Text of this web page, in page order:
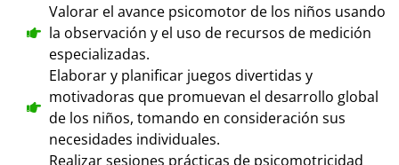
Valorar el avance psicomotor de los niños usando
la observación y el uso de recursos de medición
especializadas.
Elaborar y planificar juegos divertidas y
motivadoras que promuevan el desarrollo global
de los niños, tomando en consideración sus
necesidades individuales.
Realizar sesiones prácticas de psicomotricidad